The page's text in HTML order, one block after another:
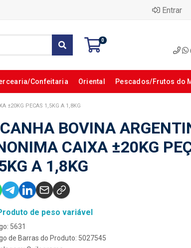
Entrar
0
Confeitaria Oriental Pescados/Frutos do
±20KG PECAS 1,5KG A 1,8KG
BOVINA
CAIXA ±20KG
A 1,8KG
de peso variável
5631
de Barras do Produto: 5027545